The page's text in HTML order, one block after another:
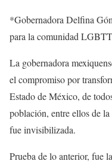
*Gobernadora Delfina
para la comunidad
La gobernadora
el compromiso por
Estado de México, de
población, entre ellos de
fue invisibilizada.
Prueba de lo anterior, fue